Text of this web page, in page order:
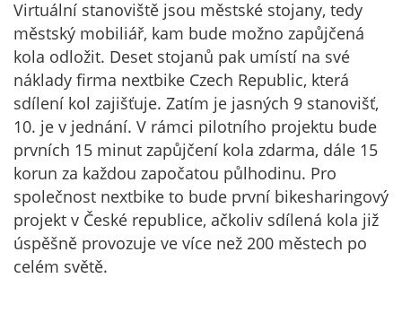
Virtuální stanoviště jsou městské stojany, tedy
městský mobiliář, kam bude možno zapůjčená
kola odložit. Deset stojanů pak umístí na své
náklady firma nextbike Czech Republic, která
sdílení kol zajišťuje. Zatím je jasných 9 stanovišť,
10. je v jednání. V rámci pilotního projektu bude
prvních 15 minut zapůjčení kola zdarma, dále 15
korun za každou započatou půlhodinu. Pro
společnost nextbike to bude první bikesharingový
projekt v České republice, ačkoliv sdílená kola již
úspěšně provozuje ve více než 200 městech po
celém světě.